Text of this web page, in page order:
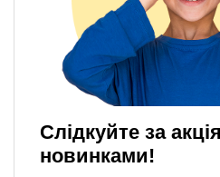
Слідкуйте за
новинками!